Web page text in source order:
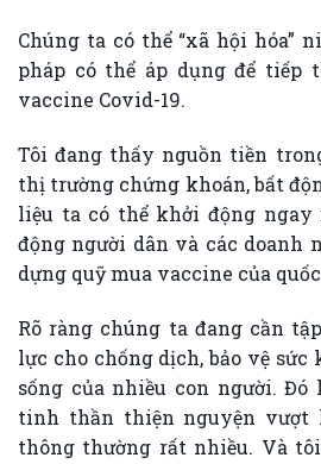
Chúng ta có thể “xã hội hóa”
pháp có thể áp dụng để tiếp
vaccine Covid-19.
Tôi đang thấy nguồn tiền
thị trường chứng khoán, bất
liệu ta có thể khởi động
động người dân và các doanh
dựng quỹ mua vaccine của
Rõ ràng chúng ta đang cần
lực cho chống dịch, bảo vệ sức
sống của nhiều con người. Đó
tinh thần thiện nguyện vượt
thông thường rất nhiều. Và